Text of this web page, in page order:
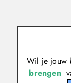
Wil je jouw
brengen